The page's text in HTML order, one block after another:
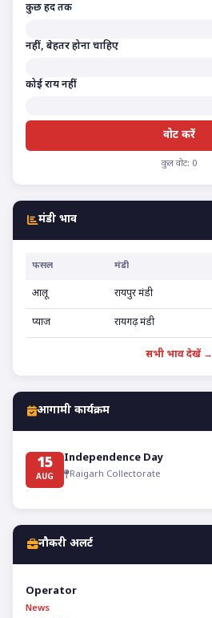
कुछ हद तक
नहीं, बेहतर होना चाहिए
कोई राय नहीं
वोट करें
कुल वोट: 0
मंडी भाव
फसल मंडी
आलू रायपुर मंडी
प्याज रायगढ़ मंडी
सभी भाव देखें →
आगामी कार्यक्रम
15
AUG
Independence Day
Raigarh Collectorate
नौकरी अलर्ट
Operator
News